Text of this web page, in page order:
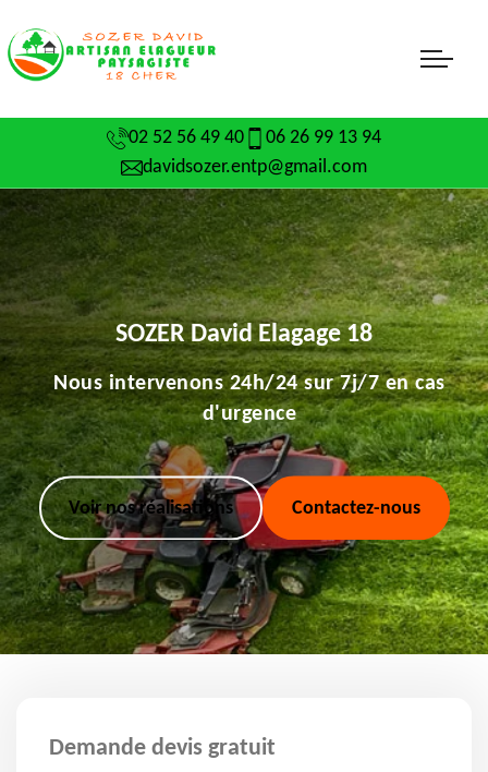
02 52 56 49 40
06 26 99 13 94
davidsozer.entp@gmail.com
SOZER David Elagage 18
Nous intervenons 24h/24 sur 7j/7 en cas
d'urgence
Voir nos réalisations Contactez-nous
Demande devis gratuit